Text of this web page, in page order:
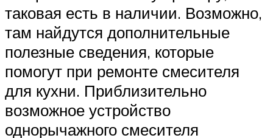
таковая есть в наличии. Возможно,
там найдутся дополнительные
полезные сведения, которые
помогут при ремонте смесителя
для кухни. Приблизительно
возможное устройство
однорычажного смесителя